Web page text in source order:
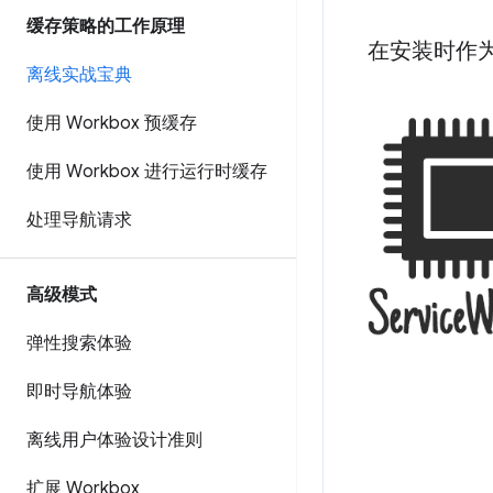
缓存策略的工作原理
离线实战宝典
使用 Workbox 预缓存
使用 Workbox 进行运行时缓存
处理导航请求
高级模式
弹性搜索体验
即时导航体验
离线用户体验设计准则
扩展 Workbox
在安装时作